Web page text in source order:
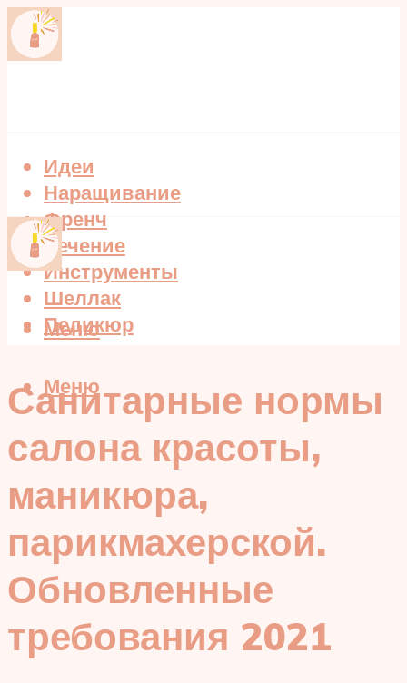
Идеи
Наращивание
Френч
Лечение
Инструменты
Шеллак
Педикюр
Меню
Меню
Санитарные нормы
салона красоты,
маникюра,
парикмахерской.
Обновленные
требования 2021